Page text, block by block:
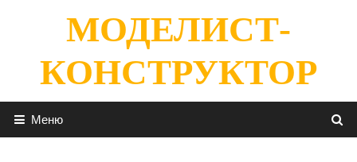
содержимомуМОДЕЛИСТ-
КОНСТРУКТОР
Меню